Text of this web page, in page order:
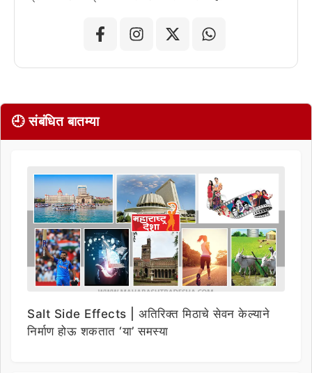
🕘 संबंधित बातम्या
Salt Side Effects | अतिरिक्त मिठाचे सेवन केल्याने
निर्माण होऊ शकतात ‘या’ समस्या